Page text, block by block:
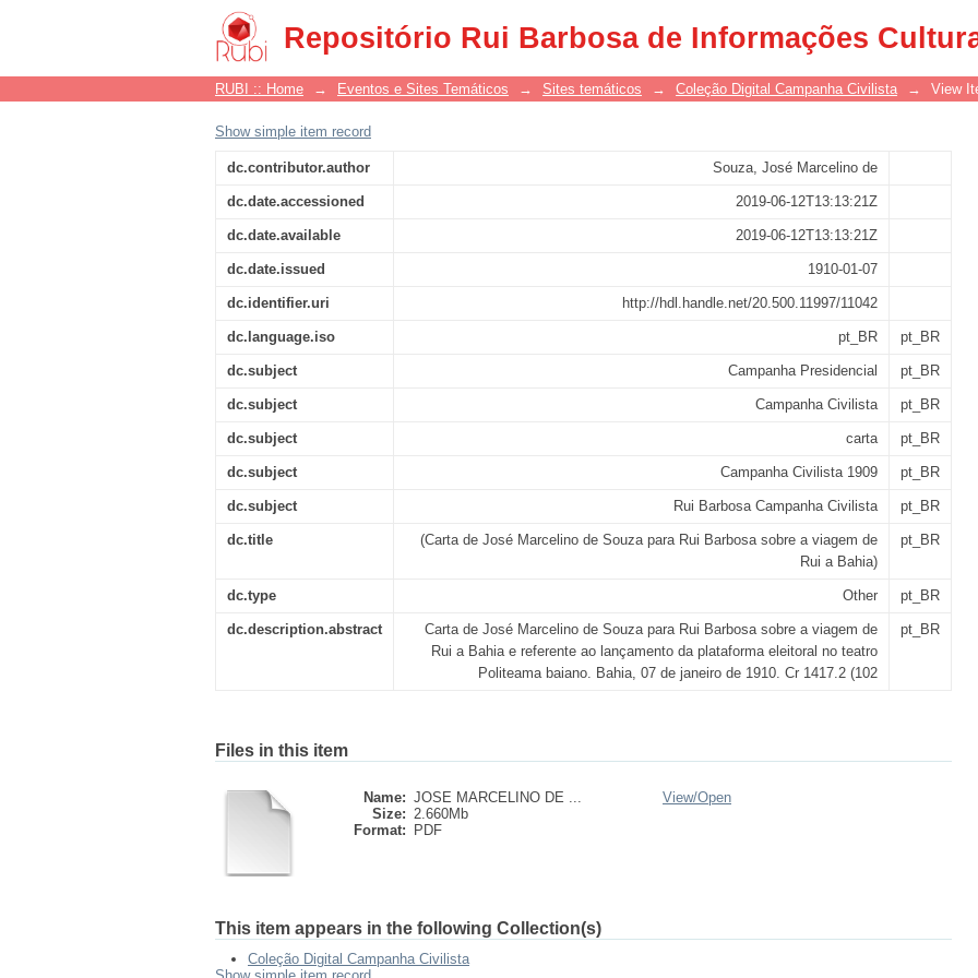
Repositório Rui Barbosa de Informações
(Carta de José Marcelino de Souza para Rui Barbosa
Bahia)
RUBI :: Home → Eventos e Sites Temáticos → Sites temáticos → Coleção Digital Campanha Civilista → View
Show simple item record
dc.contributor.author Souza, José Marcelino de
dc.date.accessioned 2019-06-12T13:13:21Z
dc.date.available 2019-06-12T13:13:21Z
dc.date.issued 1910-01-07
dc.identifier.uri http://hdl.handle.net/20.500.11997/11042
dc.language.iso pt_BR pt_BR
dc.subject Campanha Presidencial pt_BR
dc.subject Campanha Civilista pt_BR
dc.subject carta pt_BR
dc.subject Campanha Civilista 1909 pt_BR
dc.subject Rui Barbosa Campanha Civilista pt_BR
dc.title
(Carta de José Marcelino de Souza para Rui Barbosa sobre a viagem de
Rui a Bahia)
pt_BR
dc.type Other pt_BR
dc.description.abstract
Carta de José Marcelino de Souza para Rui Barbosa sobre a viagem de
Rui a Bahia e referente ao lançamento da plataforma eleitoral no teatro
Politeama baiano. Bahia, 07 de janeiro de 1910. Cr 1417.2 (102
pt_BR
Files in this item
Name: JOSE MARCELINO DE ...
Size: 2.660Mb
Format:
PDF
View/Open
This item appears in the following Collection(s)
Coleção Digital Campanha Civilista